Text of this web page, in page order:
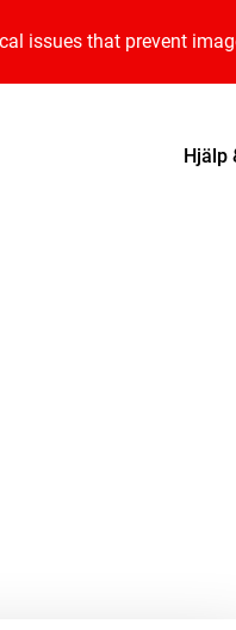
issues that prevent
Hjälp